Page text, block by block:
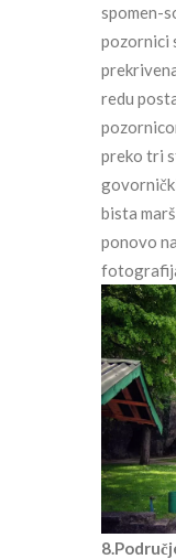
spomen-
pozornici
redu
preko tri
bista
ponovo